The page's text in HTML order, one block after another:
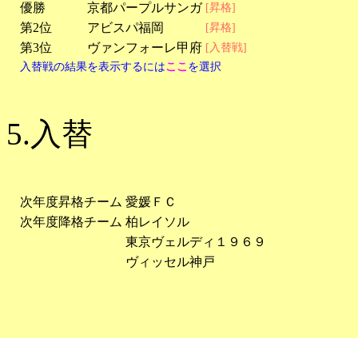
優勝 京都パープルサンガ [昇格]
第2位 アビスパ福岡 [昇格]
第3位 ヴァンフォーレ甲府 [入替戦]
入替戦の結果を表示するにはここ を選択
5.入替
次年度昇格チーム 愛媛ＦＣ
次年度降格チーム 柏レイソル
東京ヴェルディ１９６９
ヴィッセル神戸